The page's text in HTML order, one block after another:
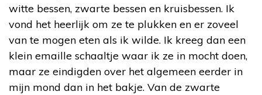
witte bessen, zwarte bessen en kruisbessen. Ik
vond het heerlijk om ze te plukken en er zoveel
van te mogen eten als ik wilde. Ik kreeg dan een
klein emaille schaaltje waar ik ze in mocht doen,
maar ze eindigden over het algemeen eerder in
mijn mond dan in het bakje. Van de zwarte